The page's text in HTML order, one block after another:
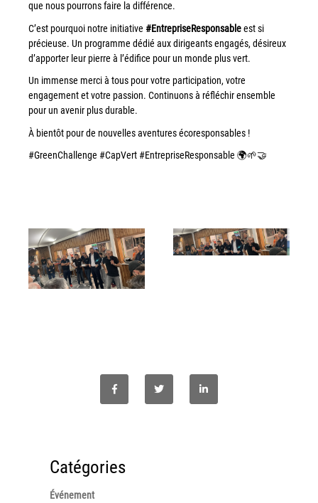
Apps
Services
Audit de Sécurité Informatique
Sécurité des périphériques d’impression
Gestion des documents
Mobilité
ConnectKey®
Grand Lyon
Lyon Techlid
Monts du Lyonnais
Nos clients témoignent
que nous pourrons faire la différence.
C’est pourquoi notre initiative #EntrepriseResponsableest si
précieuse. Un programme dédié aux dirigeants engagés, désireux
d’apporter leur pierre à l’édifice pour un monde plus vert.
Un immense merci à tous pour votre participation, votre
engagement et votre passion. Continuons à réfléchir ensemble
pour un avenir plus durable.
À bientôt pour de nouvelles aventures écoresponsables !
#GreenChallenge #CapVert #EntrepriseResponsable 🌍🌱🤝
Catégories
Événement